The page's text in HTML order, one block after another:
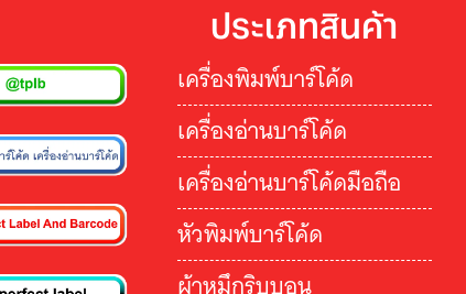
ประเภทสินค้า
เครื่องพิมพ์บาร์โค้ด
เครื่องอ่านบาร์โค้ด
เครื่องอ่านบาร์โค้ดมือถือ
หัวพิมพ์บาร์โค้ด
ผ้าหมึกริบบอน